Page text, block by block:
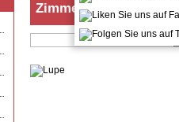
Zimmertürschloss